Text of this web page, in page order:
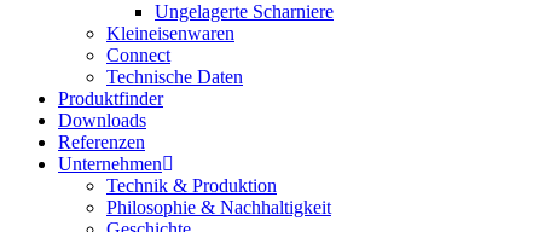
Ungelagerte Scharniere
Kleineisenwaren
Connect
Technische Daten
Produktfinder
Downloads
Referenzen
Unternehmen
Technik & Produktion
Philosophie & Nachhaltigkeit